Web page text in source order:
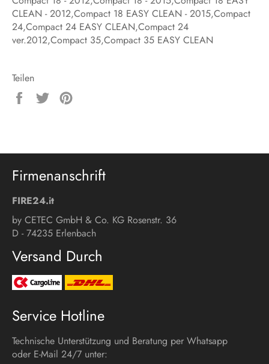
CLEAN - 2012,Compact 18 EASY CLEAN - 2015,Compact
24,Compact 24 EASY CLEAN,Compact 24
ver.2012,Compact 35,Compact 35 EASY CLEAN
Teilen
Auf
Auf
Firmenanschrift
FIRE24.it
by CETEC GmbH & Co. KG Rosenstr. 36
D - 74235 Erlenbach
Versand Durch
Service Hotline
Technische Unterstützung und Beratung per Whatsapp
oder E-Mail 24/7 unter: